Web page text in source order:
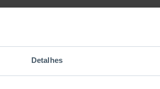
Detalhes